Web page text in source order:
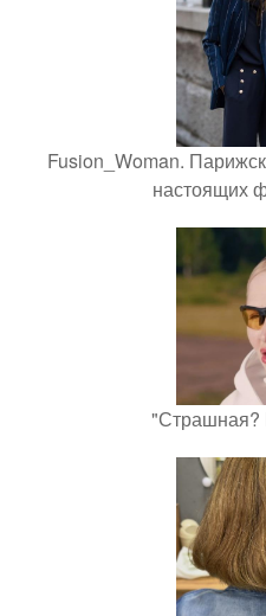
Fusion_Woman.
настоящих
"Страшная?